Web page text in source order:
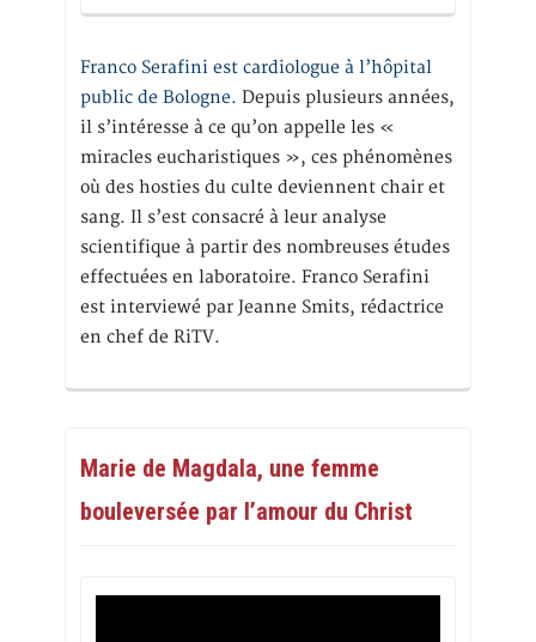
Franco Serafini est cardiologue à l’hôpital
public de Bologne. Depuis plusieurs années,
il s’intéresse à ce qu’on appelle les «
miracles eucharistiques », ces phénomènes
où des hosties du culte deviennent chair et
sang. Il s’est consacré à leur analyse
scientifique à partir des nombreuses études
effectuées en laboratoire. Franco Serafini
est interviewé par Jeanne Smits, rédactrice
en chef de RiTV.
Marie de Magdala, une femme
bouleversée par l’amour du Christ